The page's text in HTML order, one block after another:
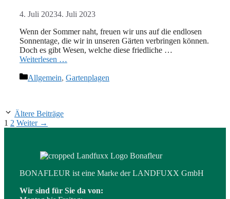
4. Juli 20234. Juli 2023
Wenn der Sommer naht, freuen wir uns auf die endlosen
Sonnentage, die wir in unseren Gärten verbringen können.
Doch es gibt Wesen, welche diese friedliche …
Weiterlesen …
Kategorien
Allgemein, Gartenplagen
Ältere Beiträge
Seite
1 Seite
2 Weiter →
BONAFLEUR ist eine Marke der LANDFUXX GmbH
Wir sind für Sie da von: